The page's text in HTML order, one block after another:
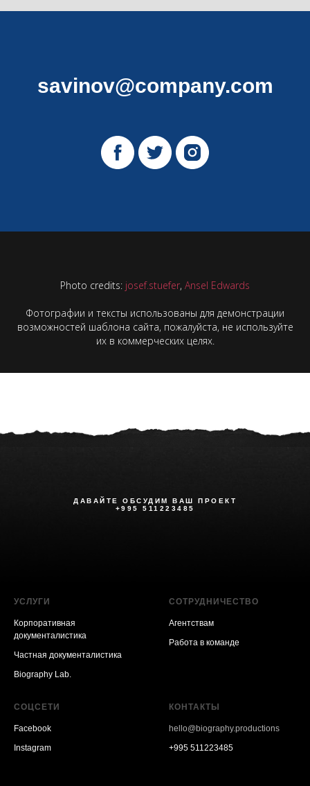
savinov@company.com
Photo credits: josef.stuefer, Ansel Edwards
Фотографии и тексты использованы для демонстрации
возможностей шаблона сайта, пожалуйста, не используйте
их в коммерческих целях.
ДАВАЙТЕ ОБСУДИМ ВАШ ПРОЕКТ
+995 511223485
УСЛУГИ
Корпоративная
документалистика
Частная документалистика
Biography Lab.
СОТРУДНИЧЕСТВО
Агентствам
Работа в команде
СОЦСЕТИ
Facebook
Instagram
КОНТАКТЫ
hello@biography.productions
+995 511223485